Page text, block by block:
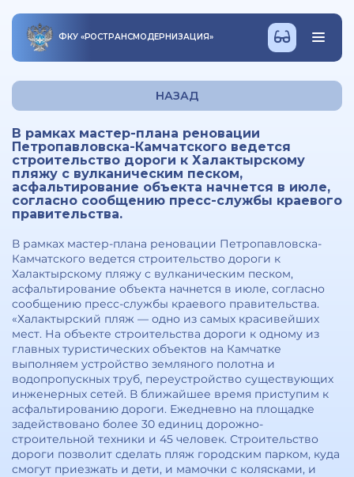
ФКУ «РОСТРАНСМОДЕРНИЗАЦИЯ»
НАЗАД
В рамках мастер-плана реновации
Петропавловска-Камчатского ведется
строительство дороги к Халактырскому
пляжу с вулканическим песком,
асфальтирование объекта начнется в июле,
согласно сообщению пресс-службы краевого
правительства.
В рамках мастер-плана реновации Петропавловска-
Камчатского ведется строительство дороги к
Халактырскому пляжу с вулканическим песком,
асфальтирование объекта начнется в июле, согласно
сообщению пресс-службы краевого правительства.
«Халактырский пляж — одно из самых красивейших
мест. На объекте строительства дороги к одному из
главных туристических объектов на Камчатке
выполняем устройство земляного полотна и
водопропускных труб, переустройство существующих
инженерных сетей. В ближайшее время приступим к
асфальтированию дороги. Ежедневно на площадке
задействовано более 30 единиц дорожно-
строительной техники и 45 человек. Строительство
дороги позволит сделать пляж городским парком, куда
смогут приезжать и дети, и мамочки с колясками, и